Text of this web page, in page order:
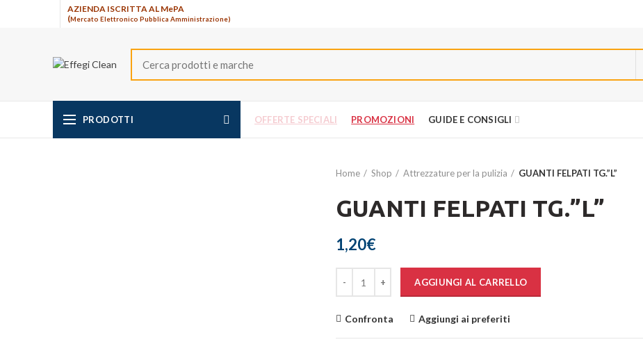
AZIENDA ISCRITTA AL MePA
(Mercato Elettronico Pubblica Amministrazione)
PRODOTTI OFFERTE SPECIALI PROMOZIONI GUIDE E CONSIGLI
Home Shop Attrezzature per la pulizia GUANTI FELPATI TG.”L”
GUANTI FELPATI TG.”L”
1,20€
AGGIUNGI AL CARRELLO
Confronta Aggiungi ai preferiti